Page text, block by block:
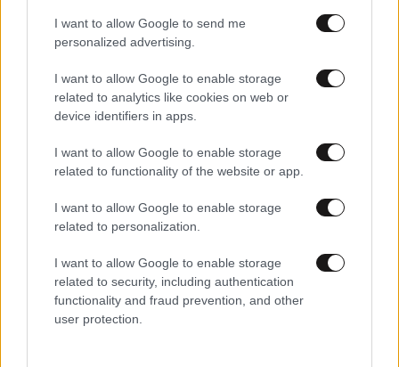
I want to allow Google to send me
personalized advertising.
I want to allow Google to enable storage
related to analytics like cookies on web or
device identifiers in apps.
I want to allow Google to enable storage
related to functionality of the website or app.
I want to allow Google to enable storage
related to personalization.
I want to allow Google to enable storage
related to security, including authentication
functionality and fraud prevention, and other
user protection.
φέρνει ανατροπές – Ποιοι δέχονται την
ευεργετική επίδραση του Δία από το απόγευμα;